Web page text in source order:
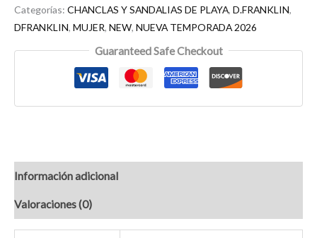
Categorías: CHANCLAS Y SANDALIAS DE PLAYA, D.FRANKLIN,
DFRANKLIN, MUJER, NEW, NUEVA TEMPORADA 2026
Guaranteed Safe Checkout
Información adicional
Valoraciones (0)